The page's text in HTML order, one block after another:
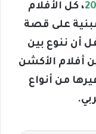
، كل الأفلام
على قصة
أن ننوع بين
أفلام الأكشن
من أنواع